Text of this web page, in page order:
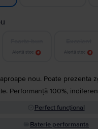
Alertă stoc Alertă stoc
nou. Poate prezenta
Performanță 100%,
Perfect funcțional
Baterie performanta